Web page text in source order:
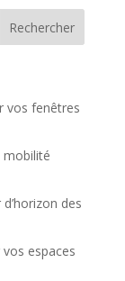
vos fenêtres
mobilité
des
espaces